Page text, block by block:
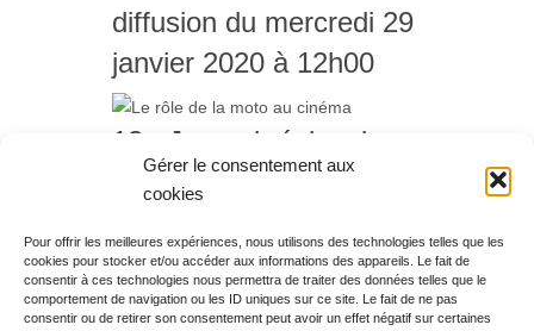
Gérer le consentement aux
cookies
Pour offrir les meilleures expériences, nous utilisons des technologies telles que les
cookies pour stocker et/ou accéder aux informations des appareils. Le fait de
consentir à ces technologies nous permettra de traiter des données telles que le
comportement de navigation ou les ID uniques sur ce site. Le fait de ne pas
consentir ou de retirer son consentement peut avoir un effet négatif sur certaines
diffusion du mercredi 29
janvier 2020 à 12h00
13 : Journal régional,
diffusion du mardi 28
Rechercher votre
programme